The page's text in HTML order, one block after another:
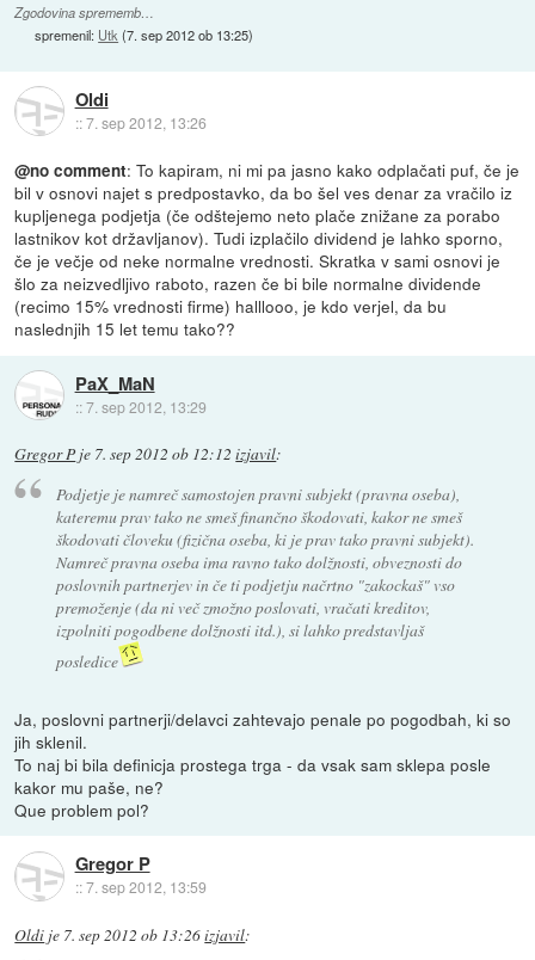
Zgodovina sprememb…
spremenil: Utk (7. sep 2012 ob 13:25)
Oldi
::7. sep 2012, 13:26
@no comment: To kapiram, ni mi pa jasno kako odplačati puf, če je
bil v osnovi najet s predpostavko, da bo šel ves denar za vračilo iz
kupljenega podjetja (če odštejemo neto plače znižane za porabo
lastnikov kot državljanov). Tudi izplačilo dividend je lahko sporno,
če je večje od neke normalne vrednosti. Skratka v sami osnovi je
šlo za neizvedljivo raboto, razen če bi bile normalne dividende
(recimo 15% vrednosti firme) halllooo, je kdo verjel, da bu
naslednjih 15 let temu tako??
PaX_MaN
::7. sep 2012, 13:29
Gregor P je 7. sep 2012 ob 12:12 izjavil:
Podjetje je namreč samostojen pravni subjekt (pravna oseba),
kateremu prav tako ne smeš finančno škodovati, kakor ne smeš
škodovati človeku (fizična oseba, ki je prav tako pravni subjekt).
Namreč pravna oseba ima ravno tako dolžnosti, obveznosti do
poslovnih partnerjev in če ti podjetju načrtno "zakockaš" vso
premoženje (da ni več zmožno poslovati, vračati kreditov,
izpolniti pogodbene dolžnosti itd.), si lahko predstavljaš
posledice
Ja, poslovni partnerji/delavci zahtevajo penale po pogodbah, ki so
jih sklenil.
To naj bi bila definicja prostega trga - da vsak sam sklepa posle
kakor mu paše, ne?
Que problem pol?
Gregor P
::7. sep 2012, 13:59
Oldi je 7. sep 2012 ob 13:26izjavil: